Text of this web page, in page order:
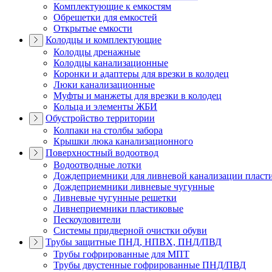
Комплектующие к емкостям
Обрешетки для емкостей
Открытые емкости
Колодцы и комплектующие
Колодцы дренажные
Колодцы канализационные
Коронки и адаптеры для врезки в колодец
Люки канализационные
Муфты и манжеты для врезки в колодец
Кольца и элементы ЖБИ
Обустройство территории
Колпаки на столбы забора
Крышки люка канализационного
Поверхностный водоотвод
Водоотводные лотки
Дождеприемники для ливневой канализации
Дождеприемники ливневые чугунные
Ливневые чугунные решетки
Ливнеприемники пластиковые
Пескоуловители
Системы придверной очистки обуви
Трубы защитные ПНД, НПВХ, ПНД/ПВД
Трубы гофрированные для МПТ
Трубы двустенные гофрированные ПНД/ПВД